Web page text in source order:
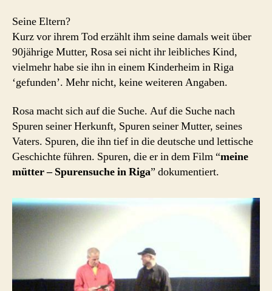
Seine Eltern?
Kurz vor ihrem Tod erzählt ihm seine damals weit über
90jährige Mutter, Rosa sei nicht ihr leibliches Kind,
vielmehr habe sie ihn in einem Kinderheim in Riga
‘gefunden’. Mehr nicht, keine weiteren Angaben.
Rosa macht sich auf die Suche. Auf die Suche nach
Spuren seiner Herkunft, Spuren seiner Mutter, seines
Vaters. Spuren, die ihn tief in die deutsche und lettische
Geschichte führen. Spuren, die er in dem Film “meine
mütter – Spurensuche in Riga” dokumentiert.